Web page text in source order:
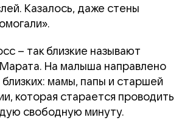
Казалось, даже стены
– так близкие называют
На малыша направлено
мамы, папы и старшей
которая старается проводить
свободную минуту.